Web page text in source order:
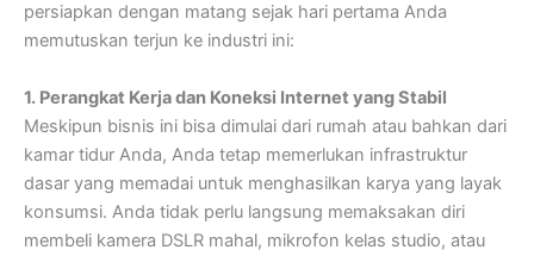
persiapkan dengan matang sejak hari pertama Anda
memutuskan terjun ke industri ini:
1. Perangkat Kerja dan Koneksi Internet yang Stabil
Meskipun bisnis ini bisa dimulai dari rumah atau bahkan dari
kamar tidur Anda, Anda tetap memerlukan infrastruktur
dasar yang memadai untuk menghasilkan karya yang layak
konsumsi. Anda tidak perlu langsung memaksakan diri
membeli kamera DSLR mahal, mikrofon kelas studio, atau